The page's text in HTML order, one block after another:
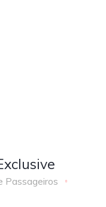
Passageiros